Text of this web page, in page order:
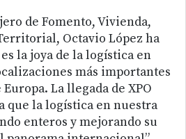
de Fomento, Vivienda,
Octavio López ha
la joya de la logística en
más importantes
La llegada de XPO
que la logística en nuestra
enteros y mejorando su